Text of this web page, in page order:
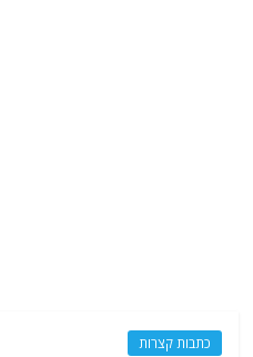
כתבות קצרות